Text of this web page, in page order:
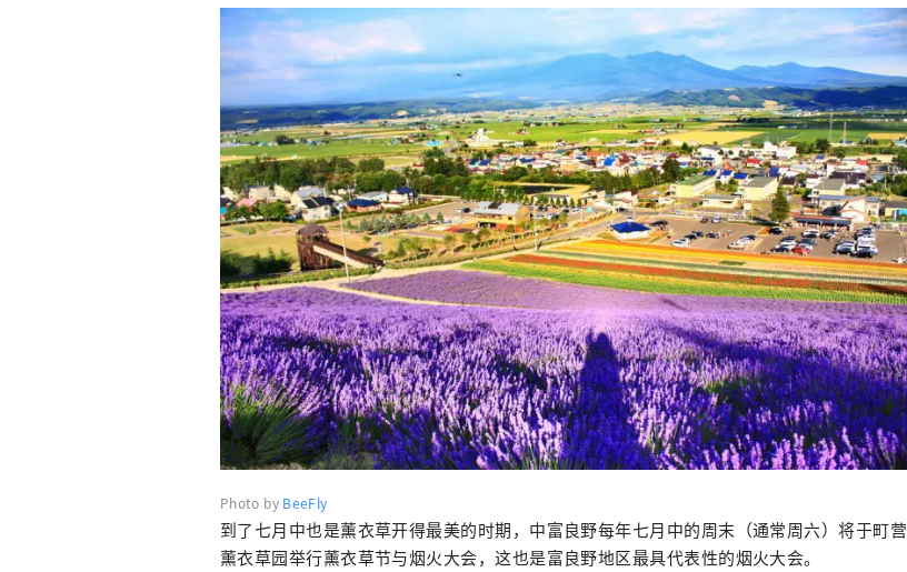
Photo by BeeFly
到了七月中也是薰衣草开得最美的时期，中富良野每年七月中的周末（通常周六）将于町营
薰衣草园举行薰衣草节与烟火大会，这也是富良野地区最具代表性的烟火大会。